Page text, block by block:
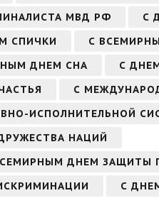
МВД РФ
С
СПИЧКИ
С
ДНЕМ СНА
С
С
ИСПОЛНИТЕЛЬНОЙ
НАЦИЙ
ДНЕМ ЗАЩИТЫ
С